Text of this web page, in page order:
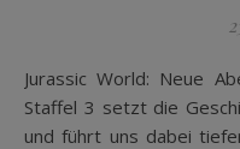
Jurassic World: Neue Abenteuer (OT: Camp Cretaceous)
Staffel 3 setzt die
und führt uns dabei